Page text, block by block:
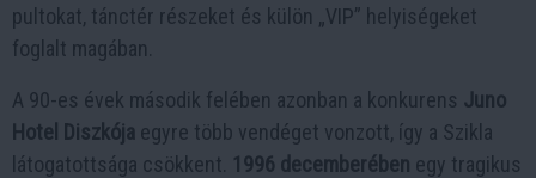
pultokat, tánctér részeket és külön „VIP” helyiségeket
foglalt magában.
A 90-es évek második felében azonban a konkurens Juno
Hotel Diszkója egyre több vendéget vonzott, így a Szikla
látogatottsága csökkent. 1996 decemberében egy tragikus